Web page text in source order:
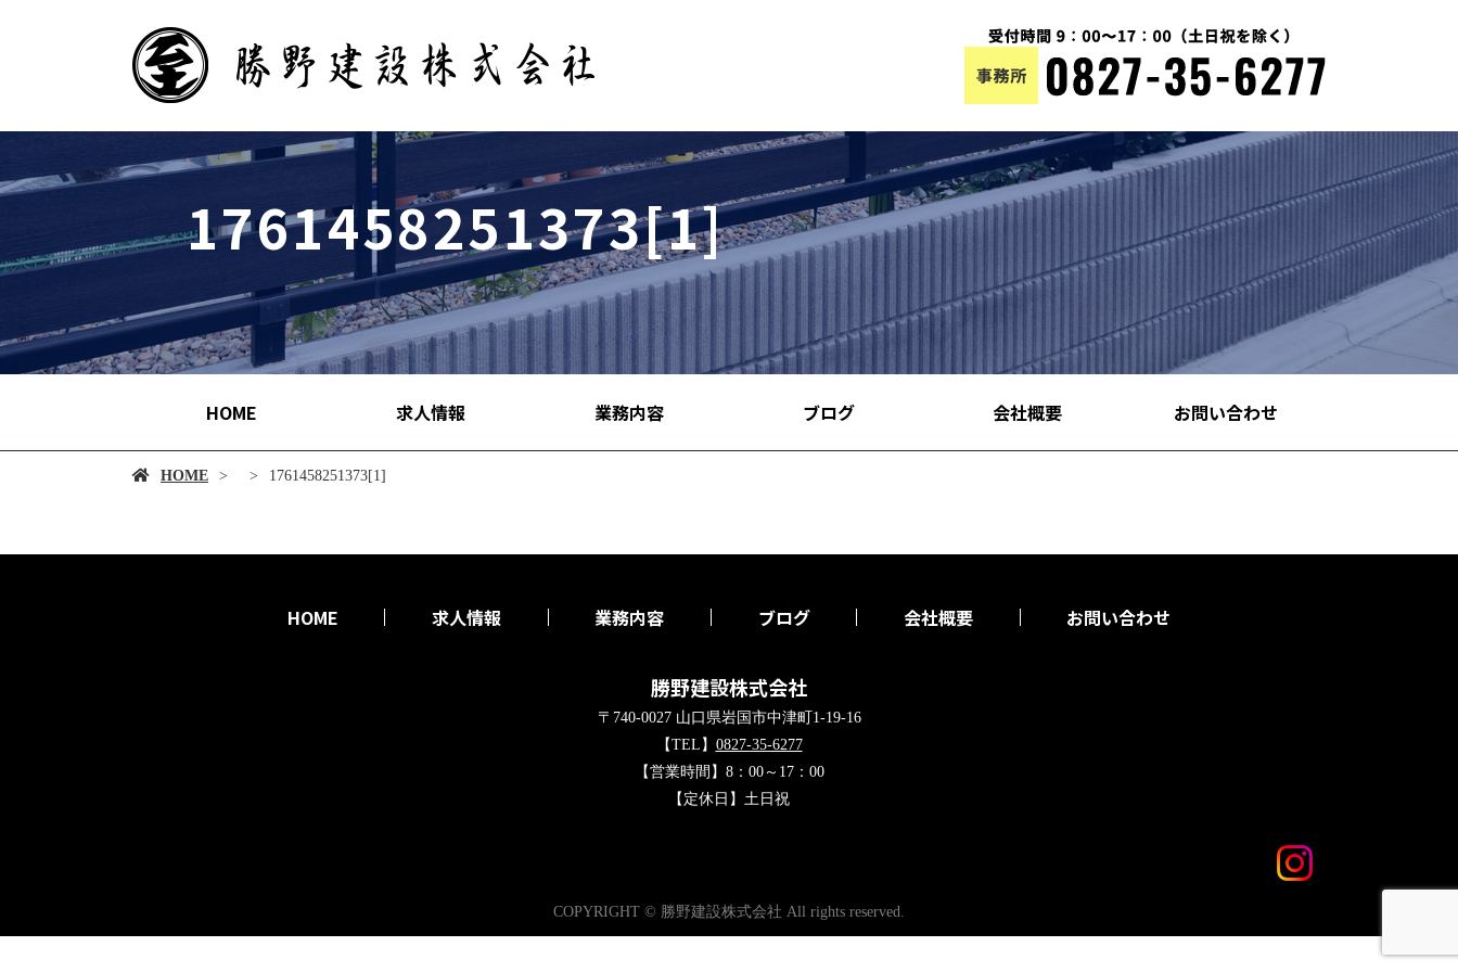
1761458251373[1]
HOME 求人情報 業務内容 ブログ 会社概要 お問い合わせ
HOME 1761458251373[1]
HOME 求人情報 業務内容 ブログ 会社概要 お問い合わせ
勝野建設株式会社
〒740-0027 山口県岩国市中津町1-19-16
【TEL】 0827-35-6277
【営業時間】8：00～17：00
【定休日】土日祝
COPYRIGHT © 勝野建設株式会社 All rights reserved.